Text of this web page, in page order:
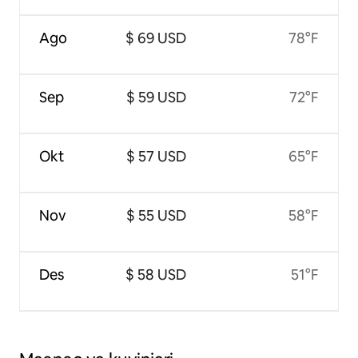
Ago
Sep
Okt
Nov
Des
$ 69 USD
$ 59 USD
$ 57 USD
$ 55 USD
$ 58 USD
78°F
72°F
65°F
58°F
51°F